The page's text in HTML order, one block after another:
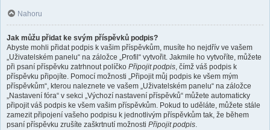
Nahoru
Jak můžu přidat ke svým příspěvků podpis?
Abyste mohli přidat podpis k vašim příspěvkům, musíte ho nejdřív ve vašem
„Uživatelském panelu“ na záložce „Profil“ vytvořit. Jakmile ho vytvoříte, můžete
při psaní příspěvku zatrhnout políčko Připojit podpis, čímž váš podpis k
příspěvku připojíte. Pomocí možnosti „Připojit můj podpis ke všem mým
příspěvkům“, kterou naleznete ve vašem „Uživatelském panelu“ na záložce
„Nastavení fóra“ v sekci „Výchozí nastavení příspěvků“ můžete automaticky
připojit váš podpis ke všem vašim příspěvkům. Pokud to uděláte, můžete stále
zamezit připojení vašeho podpisu k jednotlivým příspěvkům tak, že během
psaní příspěvku zrušíte zaškrtnutí možnosti Připojit podpis.